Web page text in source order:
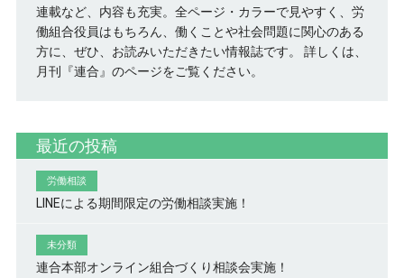
連載など、内容も充実。全ページ・カラーで見やすく、労
働組合役員はもちろん、働くことや社会問題に関心のある
方に、ぜひ、お読みいただきたい情報誌です。 詳しくは、
月刊『連合』のページをご覧ください。
最近の投稿
労働相談
LINEによる期間限定の労働相談実施！
未分類
連合本部オンライン組合づくり相談会実施！